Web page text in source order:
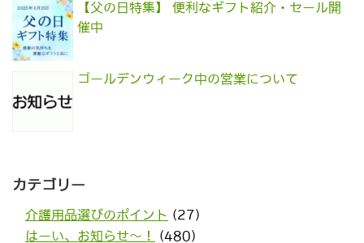
【父の日特集】 便利なギフト紹介・セール開
催中
ゴールデンウィーク中の営業について
カテゴリー
介護用品選びのポイント (27)
はーい、お知らせ〜！
(480)